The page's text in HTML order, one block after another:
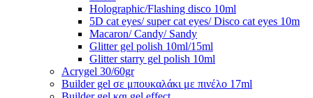
Holographic/Flashing disco 10ml
5D cat eyes/ super cat eyes/ Disco cat eyes 10m
Macaron/ Candy/ Sandy
Glitter gel polish 10ml/15ml
Glitter starry gel polish 10ml
Acrygel 30/60gr
Builder gel σε μπουκαλάκι με πινέλο 17ml